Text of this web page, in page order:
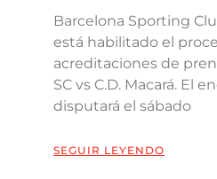
Barcelona Sporting
está habilitado el
acreditaciones de
SC vs C.D. Macará. El
disputará el sábado
SEGUIR LEYENDO